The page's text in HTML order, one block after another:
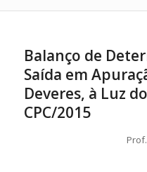
Balanço de
Saída em
Deveres, à Luz
CPC/2015